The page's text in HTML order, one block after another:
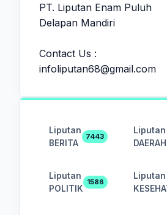
PT. Liputan Enam Puluh
Delapan Mandiri
Contact Us :
infoliputan68@gmail.com
Liputan
BERITA
7443
Liputan
DAERAH
Liputan
POLITIK
1586
Liputan